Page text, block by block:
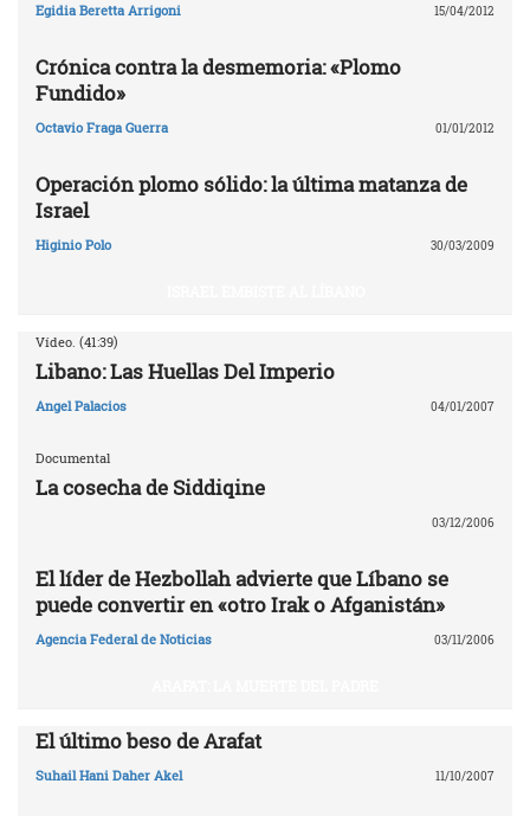
Egidia Beretta Arrigoni 15/04/2012
Crónica contra la desmemoria: «Plomo
Fundido»
Octavio Fraga Guerra 01/01/2012
Operación plomo sólido: la última matanza de
Israel
Higinio Polo 30/03/2009
Vídeo. (41:39)
Libano: Las Huellas Del Imperio
Angel Palacios 04/01/2007
Documental
La cosecha de Siddiqine
03/12/2006
El líder de Hezbollah advierte que Líbano se
puede convertir en «otro Irak o Afganistán»
Agencia Federal de Noticias 03/11/2006
El último beso de Arafat
Suhail Hani Daher Akel 11/10/2007